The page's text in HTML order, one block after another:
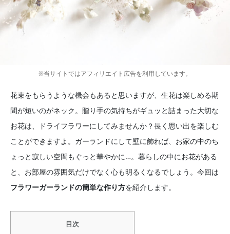
※当サイトではアフィリエイト広告を利用しています。
花束をもらうような機会もあると思いますが、生花は楽しめる期
間が短いのがネック。贈り手の気持ちがギュッと詰まった大切な
お花は、ドライフラワーにしてみませんか？長く思い出を楽しむ
ことができますよ。ガーランドにして壁に飾れば、お家の中のち
ょっと寂しい空間もぐっと華やかに…。暮らしの中にお花がある
と、お部屋の雰囲気だけでなく心も明るくなるでしょう。今回は
フラワーガーランドの簡単な作り方を紹介します。
目次